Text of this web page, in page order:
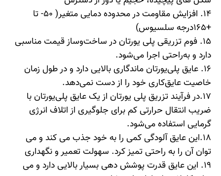
14. افزایش مقاومت در محدوده دمایی متغیر( ۵۰- تا
+۱۶۵درجه سلسیوس)
15. فوم تزریقی پلی یورتان در ساخت‌وساز قیمت مناسبی
دارد و به‌راحتی اجرا می‌شود.
16. عایق پلی‌یورتان ماندگاری بالایی دارد و در طول زمان
خاصیت عایق‌کاری خود را از دست نمی‌دهد.
17.در فرآیند تزریق پلی یورتان از یک عایق پلی‌یورتان با
ضریب انتقال حرارتی کم برای جلوگیری از اتلاف انرژی
گرمایی استفاده می‌شود.
18.این عایق آلودگی کمی را به خود جذب می کند و می
توان آن را به راحتی تمیز کرد. سهولت تعمیر و نگهداری
19. این عایق قدرت پوشش دهی بسیار بالایی دارد و می